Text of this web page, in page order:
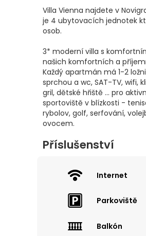
Villa Vienna najdete v
je 4 ubytovacích jednotek
osob.
3* moderní villa s
našich komfortních a
Každý apartmán má 1-2
sprchou a wc, SAT-TV, wifi,
gril, dětské hřiště ... pro
sportoviště v blízkosti -
rybolov, golf, serfování,
ovocem.
Příslušenství
Internet
Parkoviště
Balkón